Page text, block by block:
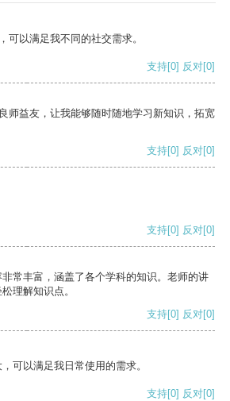
可以满足我不同的社交需求。
支持[0] 反对[0]
师益友，让我能够随时随地学习新知识，拓宽
支持[0] 反对[0]
支持[0] 反对[0]
常丰富，涵盖了各个学科的知识。老师的讲
理解知识点。
支持[0] 反对[0]
可以满足我日常使用的需求。
支持[0] 反对[0]